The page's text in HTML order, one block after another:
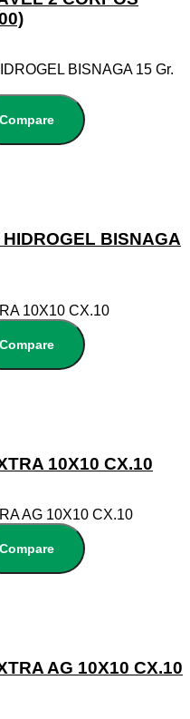
Compare
BISNAGA
Compare
10X10 CX.10
Compare
AG 10X10 CX.10